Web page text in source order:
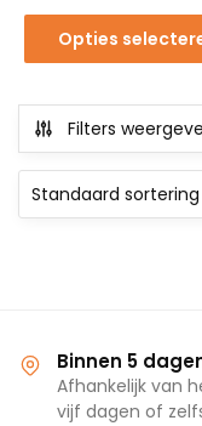
Opties
Filters
Binnen 5
Afhankelijk van
vijf dagen of